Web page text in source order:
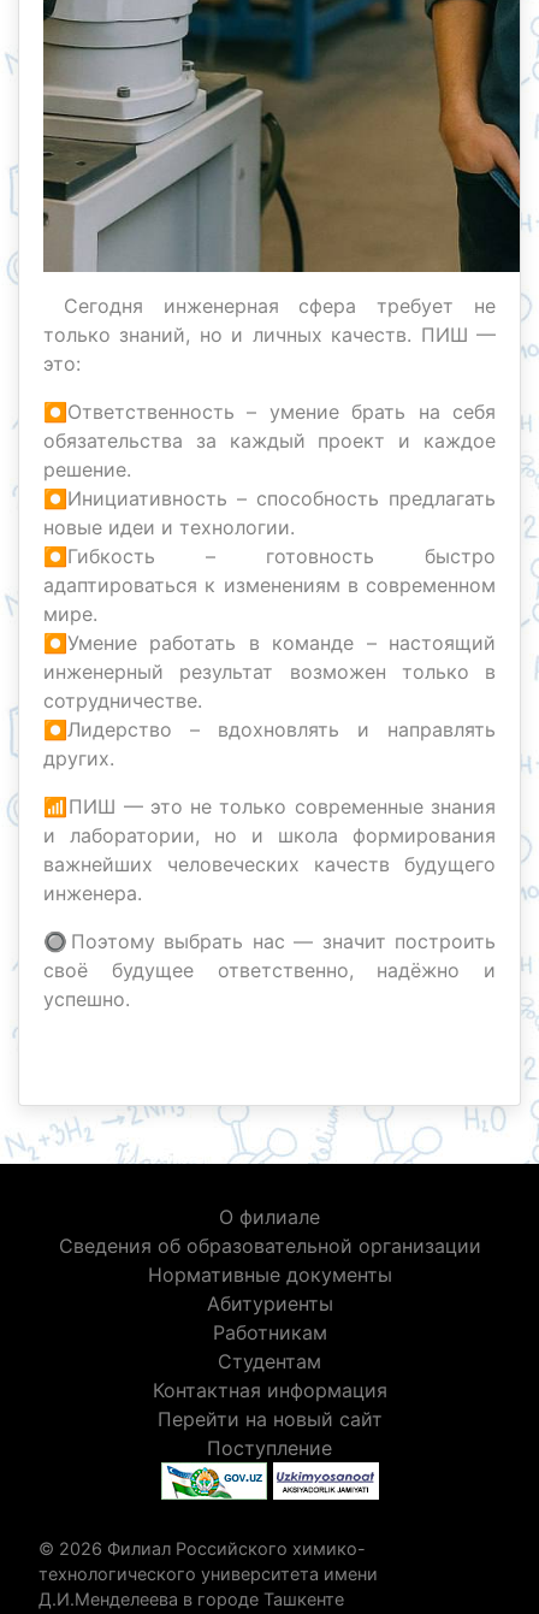
Сегодня инженерная сфера требует не
только знаний, но и личных качеств. ПИШ —
это:
⏺Ответственность – умение брать на себя
обязательства за каждый проект и каждое
решение.
⏺Инициативность – способность предлагать
новые идеи и технологии.
⏺Гибкость – готовность быстро
адаптироваться к изменениям в современном
мире.
⏺Умение работать в команде – настоящий
инженерный результат возможен только в
сотрудничестве.
⏺Лидерство – вдохновлять и направлять
других.
📶ПИШ — это не только современные знания
и лаборатории, но и школа формирования
важнейших человеческих качеств будущего
инженера.
🔘Поэтому выбрать нас — значит построить
своё будущее ответственно, надёжно и
успешно.
О филиале
Сведения об образовательной организации
Нормативные документы
Абитуриенты
Работникам
Студентам
Контактная информация
Перейти на новый сайт
Поступление
© 2026 Филиал Российского химико-
технологического университета имени
Д.И.Менделеева в городе Ташкенте